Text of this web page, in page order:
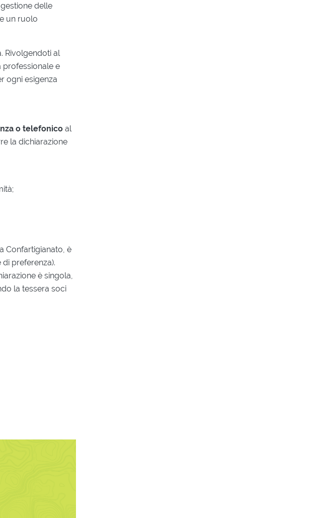
delle
un ruolo
Rivolgendoti al
professionale e
ogni esigenza
o telefonico al
la dichiarazione
Confartigianato, è
preferenza).
è singola,
la tessera soci